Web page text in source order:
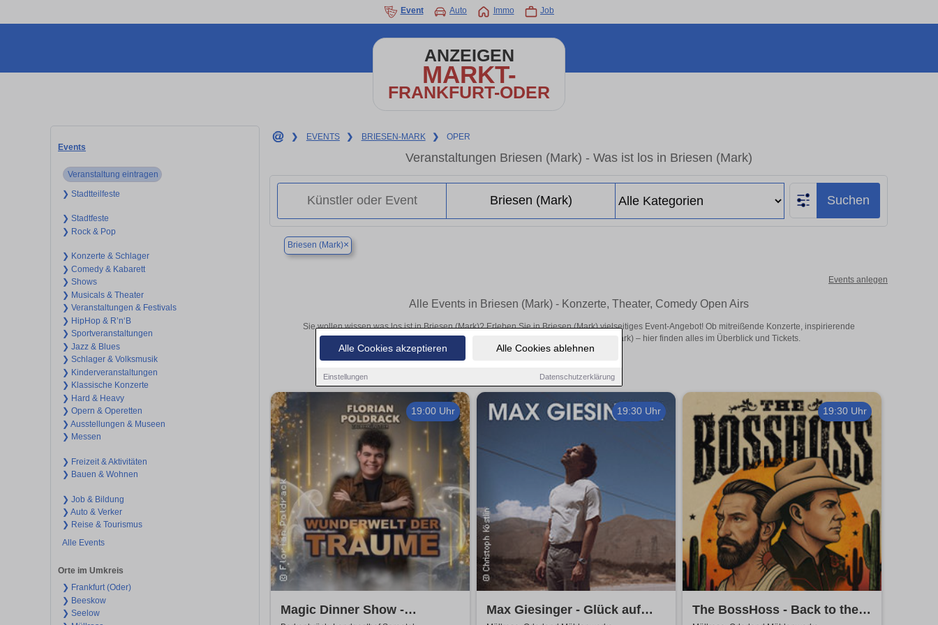
Alle Cookies akzeptieren Alle Cookies ablehnen
Einstellungen Datenschutzerklärung
Event Auto Immo Job
ANZEIGEN
MARKT-
FRANKFURT-ODER
Events
Veranstaltung eintragen
❯ Stadtteilfeste
❯ Stadtfeste
❯ Rock & Pop
❯ Konzerte & Schlager
❯ Comedy & Kabarett
❯ Shows
❯ Musicals & Theater
❯ Veranstaltungen & Festivals
❯ HipHop & R’n‘B
❯ Sportveranstaltungen
❯ Jazz & Blues
❯ Schlager & Volksmusik
❯ Kinderveranstaltungen
❯ Klassische Konzerte
❯ Hard & Heavy
❯ Opern & Operetten
❯ Ausstellungen & Museen
❯ Messen
❯ Freizeit & Aktivitäten
❯ Bauen & Wohnen
❯ Job & Bildung
❯ Auto & Verker
❯ Reise & Tourismus
Alle Events
Orte im Umkreis
❯ Frankfurt (Oder)
❯ Beeskow
❯ Seelow
❯ EVENTS ❯ BRIESEN-MARK ❯ OPER
Veranstaltungen Briesen (Mark) - Was ist los in Briesen (Mark)
Suchen
Briesen (Mark)×
Events anlegen
Alle Events in Briesen (Mark) - Konzerte, Theater, Comedy Open Airs
Sie wollen wissen was los ist in Briesen (Mark)? Erleben Sie in Briesen (Mark) vielseitiges Event-Angebot! Ob mitreißende Konzerte, inspirierende
Theateraufführungen oder aufregende Veranstaltungen in Briesen (Mark) – hier finden alles im Überblick und Tickets.
19:00 Uhr
Magic Dinner Show -
19:30 Uhr
Max Giesinger - Glück auf
19:30 Uhr
The BossHoss - Back to the